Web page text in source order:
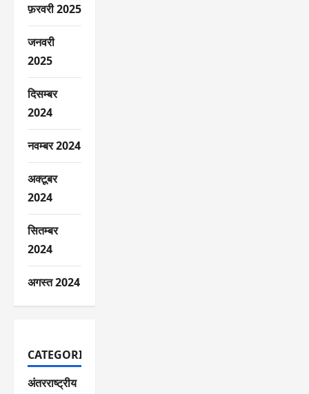
फ़रवरी 2025
जनवरी
2025
दिसम्बर
2024
नवम्बर 2024
अक्टूबर
2024
सितम्बर
2024
अगस्त 2024
CATEGORIES
अंतरराष्ट्रीय